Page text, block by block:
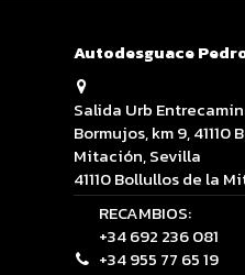
Autodesguace
Salida Urb
Bormujos, km 9, 41110
Mitación, Sevilla
41110 Bollullos de la
RECAMBIOS:
+34 692 236 081
+34 955 77 65 19